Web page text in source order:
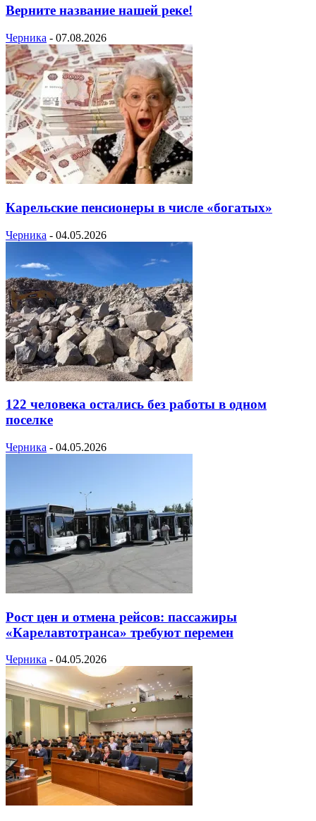
Верните название нашей реке!
Черника - 07.08.2026
Карельские пенсионеры в числе «богатых»
Черника - 04.05.2026
122 человека остались без работы в одном
поселке
Черника - 04.05.2026
Рост цен и отмена рейсов: пассажиры
«Карелавтотранса» требуют перемен
Черника - 04.05.2026